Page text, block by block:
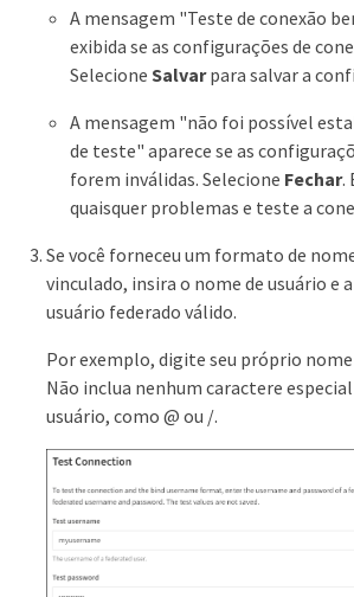
A mensagem "Teste de conexão
exibida se as configurações de
Selecione Salvarpara salvar a
A mensagem "não foi possível
de teste" aparece se as
forem inválidas. Selecione Fechar.
quaisquer problemas e teste a
Se você forneceu um formato de
vinculado, insira o nome de usuário e
usuário federado válido.
Por exemplo, digite seu próprio nome
Não inclua nenhum caractere
usuário, como @ ou /.